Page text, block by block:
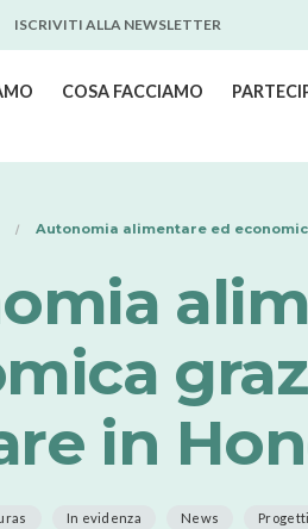
ISCRIVITI ALLA NEWSLETTER
COSA FACCIAMO
Autonomia alimentare ed
in
In evidenza News Progetti